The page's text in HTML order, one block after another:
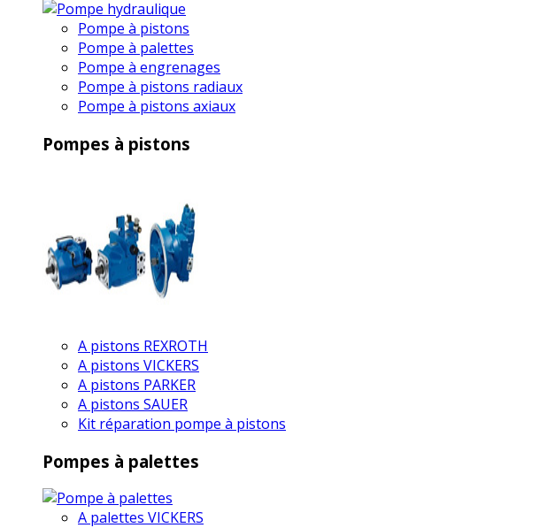
Pompe à pistons
Pompe à palettes
Pompe à engrenages
Pompe à pistons radiaux
Pompe à pistons axiaux
Pompes à pistons
A pistons REXROTH
A pistons VICKERS
A pistons PARKER
A pistons SAUER
Kit réparation pompe à pistons
Pompes à palettes
A palettes VICKERS